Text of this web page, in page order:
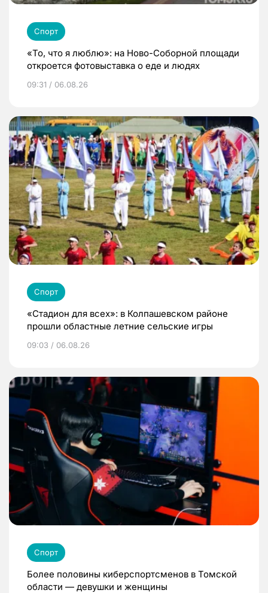
Спорт
«То, что я люблю»: на Ново-Соборной площади
откроется фотовыставка о еде и людях
09:31 / 06.08.26
Спорт
«Стадион для всех»: в Колпашевском районе
прошли областные летние сельские игры
09:03 / 06.08.26
Спорт
Более половины киберспортсменов в Томской
области — девушки и женщины